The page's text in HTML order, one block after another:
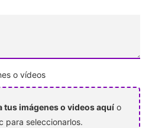
o vídeos
tus imágenes o videos aquí o
para seleccionarlos.